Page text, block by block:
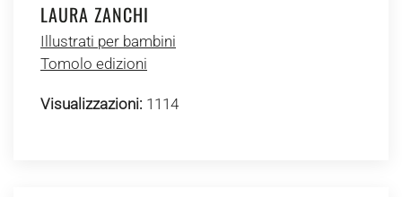
LAURA ZANCHI
Illustrati per bambini
Tomolo edizioni
Visualizzazioni: 1114